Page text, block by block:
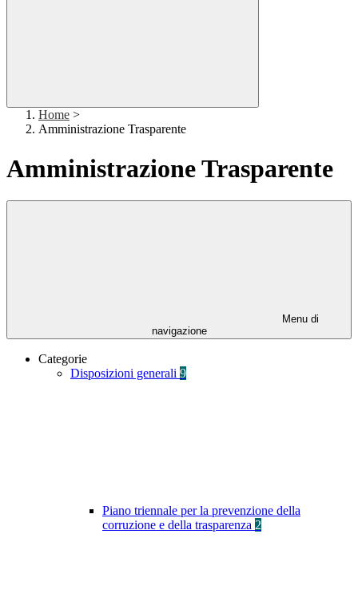
Home >
Amministrazione Trasparente
Amministrazione Trasparente
Menu di
navigazione
Categorie
Disposizioni generali 9
Piano triennale per la prevenzione della
corruzione e della trasparenza 2